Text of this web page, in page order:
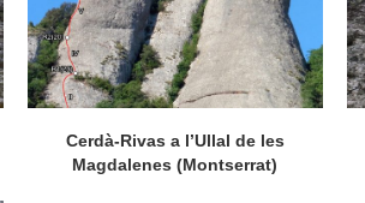
Cerdà-Rivas a l’Ullal de les
Magdalenes (Montserrat)